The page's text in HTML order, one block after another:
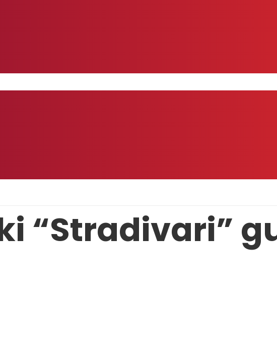
“Stradivari”